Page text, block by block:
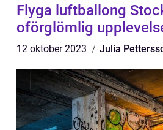
Flyga luftballong
oförglömlig
12 oktober 2023 Julia